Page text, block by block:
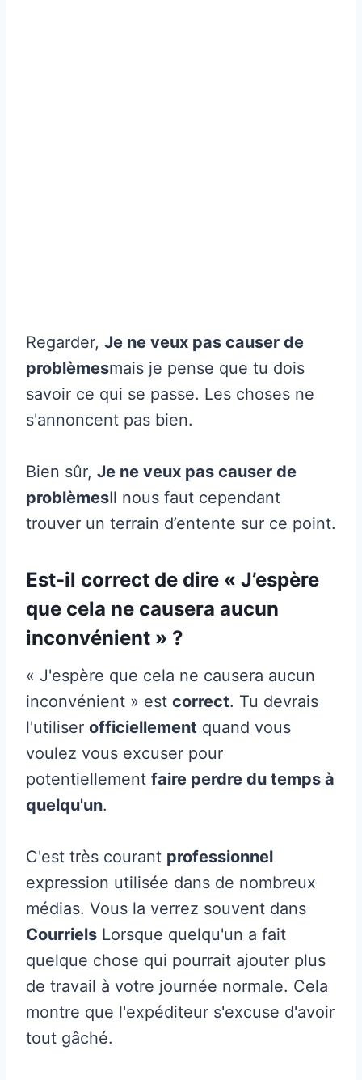
Regarder, Je ne veux pas causer de
problèmesmais je pense que tu dois
savoir ce qui se passe. Les choses ne
s'annoncent pas bien.
Bien sûr, Je ne veux pas causer de
problèmesIl nous faut cependant
trouver un terrain d’entente sur ce point.
Est-il correct de dire « J’espère
que cela ne causera aucun
inconvénient » ?
« J'espère que cela ne causera aucun
inconvénient » est correct. Tu devrais
l'utiliser officiellement quand vous
voulez vous excuser pour
potentiellement faire perdre du temps à
quelqu'un.
C'est très courant professionnel
expression utilisée dans de nombreux
médias. Vous la verrez souvent dans
Courriels Lorsque quelqu'un a fait
quelque chose qui pourrait ajouter plus
de travail à votre journée normale. Cela
montre que l'expéditeur s'excuse d'avoir
tout gâché.